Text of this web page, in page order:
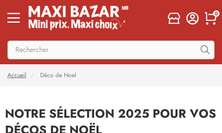
0
Accueil Déco de Noel
NOTRE SÉLECTION 2025 POUR VOS